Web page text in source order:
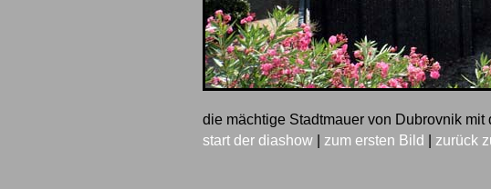
die mächtige Stadtmauer von Dubrovnik mit
start der diashow
zum ersten Bild zurück